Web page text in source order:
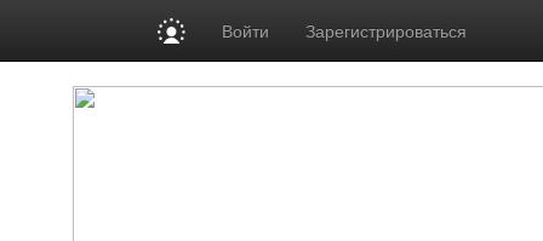
Войти Зарегистрироваться